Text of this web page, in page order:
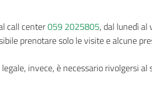
call center059 2025805, dal lunedì
prenotare solo le visite e alcune
invece, è necessario rivolgersi